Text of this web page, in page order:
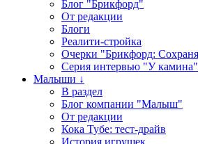
Блог "Брикфорд"
От редакции
Блоги
Реалити-стройка
Очерки "Брикфорд:
Серия интервью "У камина"
Малыши ↓
В раздел
Блог компании "Малыш"
От редакции
Кока Тубе: тест-драйв
История игрушек